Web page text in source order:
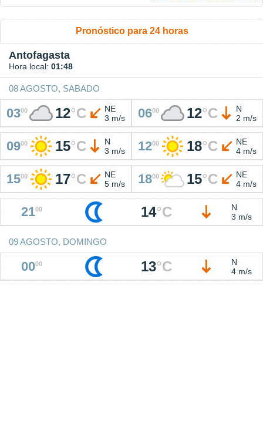
Pronóstico para 24 horas
Antofagasta
Hora local: 01:48
08 AGOSTO, SABADO
0300 12°C
NE
3 m/s
0600 12°C
N
2 m/s
0900 15°C
N
3 m/s
1200 18°C
NE
4 m/s
1500 17°C
NE
5 m/s
1800 15°C
NE
4 m/s
2100 14°C
N
3 m/s
09 AGOSTO, DOMINGO
0000 13°C
N
4 m/s